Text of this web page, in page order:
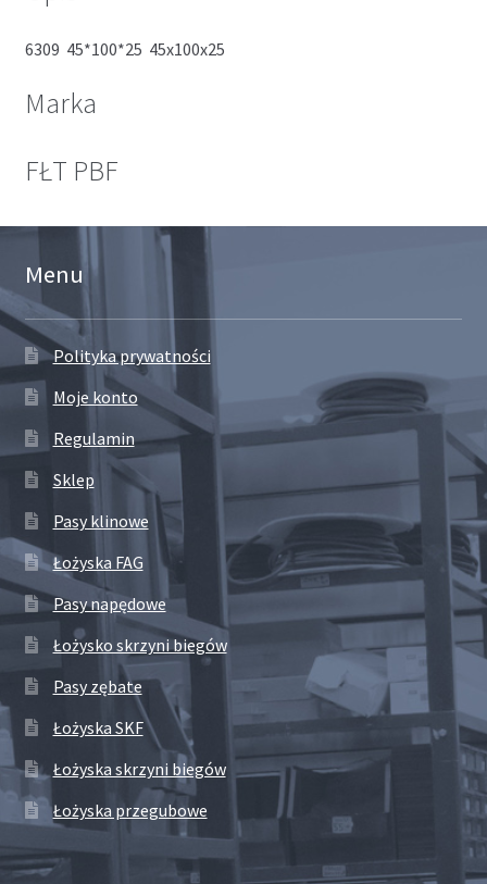
6309 45*100*25 45x100x25
Marka
FŁT PBF
Menu
Polityka prywatności
Moje konto
Regulamin
Sklep
Pasy klinowe
Łożyska FAG
Pasy napędowe
Łożysko skrzyni biegów
Pasy zębate
Łożyska SKF
Łożyska skrzyni biegów
Łożyska przegubowe